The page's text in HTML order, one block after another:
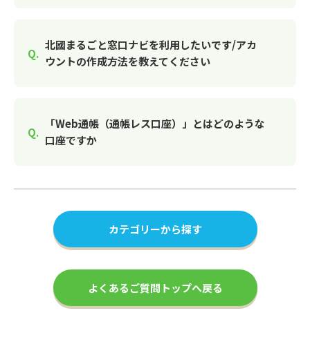
北國まるごと窓口ナビを利用したいです/アカ
ウントの作成方法を教えてください
「Web通帳（通帳レス口座）」とはどのような
口座ですか
カテゴリーから探す
よくあるご質問トップへ戻る